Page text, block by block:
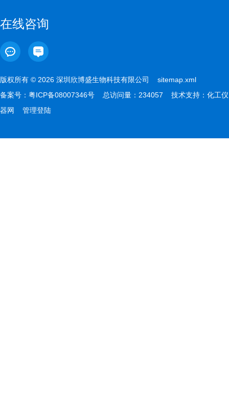
在线咨询
版权所有 © 2026 深圳欣博盛生物科技有限公司 sitemap.xml
备案号： 粤ICP备08007346号 总访问量：234057 技术支持： 化工仪
器网
管理登陆